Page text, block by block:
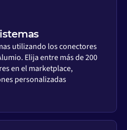
utilizando los conectores
Elija entre más de 200
en el marketplace,
personalizadas